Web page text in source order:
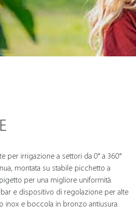
per irrigazione a settori da 0° a 360°
montata su stabile picchetto a
per una migliore uniformità.
e dispositivo di regolazione per alte
inox e boccola in bronzo antiusura.